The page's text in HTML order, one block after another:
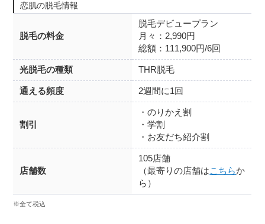
恋肌の脱毛情報
脱毛の料金
脱毛デビュープラン
月々：2,990円
総額：111,900円/6回
光脱毛の種類 THR脱毛
通える頻度 2週間に1回
割引
・のりかえ割
・学割
・お友だち紹介割
店舗数
105店舗
（最寄りの店舗はこちらか
ら）
※全て税込